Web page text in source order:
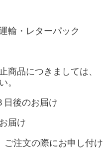
輸・レターパック
商品につきましては、
。
後のお届け
届け
ご注文の際にお申し付け